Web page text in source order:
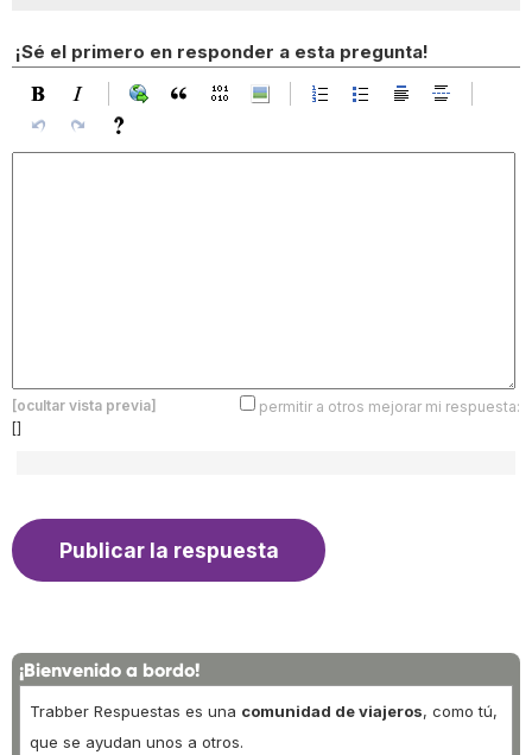
¡Sé el primero en responder a esta pregunta!
[ocultar vista previa]
permitir a otros mejorar mi respuesta:
[]
¡Bienvenido a bordo!
Trabber Respuestas es una comunidad de viajeros, como tú,
que se ayudan unos a otros.